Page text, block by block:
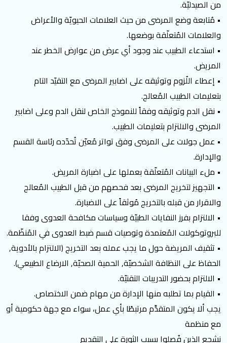
من الصيدليّة.
• مُتابعة وضع المرضى من حيث العلامات الحيويّة والأعراض
والعلامات المُتعلّقة بوضعها.
• استدعاء الطبيب عند وجود أي عرض من عوارض الخطر عند
المريض.
• إعطاء اللُزوم وتوثيقه على اضابير المرضى مع التقيّد التام
بتعليمات الطبيب المُعالج.
• نقل الدم وتوثيقه وفقاً للنموذج الخاص لنقل الدم وعلى اضابير
المرضى والالتزام بتعليمات الطبيب.
• عمل جولات على المرضى وفق تواتر مُعيّن تُحدّده رئاسة القسم
والإدارة.
• ملء البيانات المُتعلّقة بعملها على اضبارة المريض.
• التجهيز لتخريج المرضى بعد فحصهم من قبل الطبيب المُعالج
والاقرار من قبله بالتخريج مُوثقاً على الاضبارة.
• الالتزام بفرز النفايات الطبيّة وسياسات مكافحة العدوى وفقا
للبروتوكولات المُعتمدة وتوصيات قسم ضبط العدوى في المُنظّمة.
• تثقيف المريضة حول ما يجب عمله بعد التخريج (الالتزام بالأدوية,
الحفاظ على النظافة الشخصيّة, الحمية الصحيّة, الارضاع الطبيعي).
• الالتزام بحضور التدريبات التقنيّة.
• القيام بما تطلبه منها الإدارة من مهام ضمن الاختصاص.
يجب ألا يكون المتقدِّم مرتبطًا بأي عمل، سواء مع جهة حكومية أو
مع منظمة
نشجع الذين فُصلوا بسبب الثورة على التقديم